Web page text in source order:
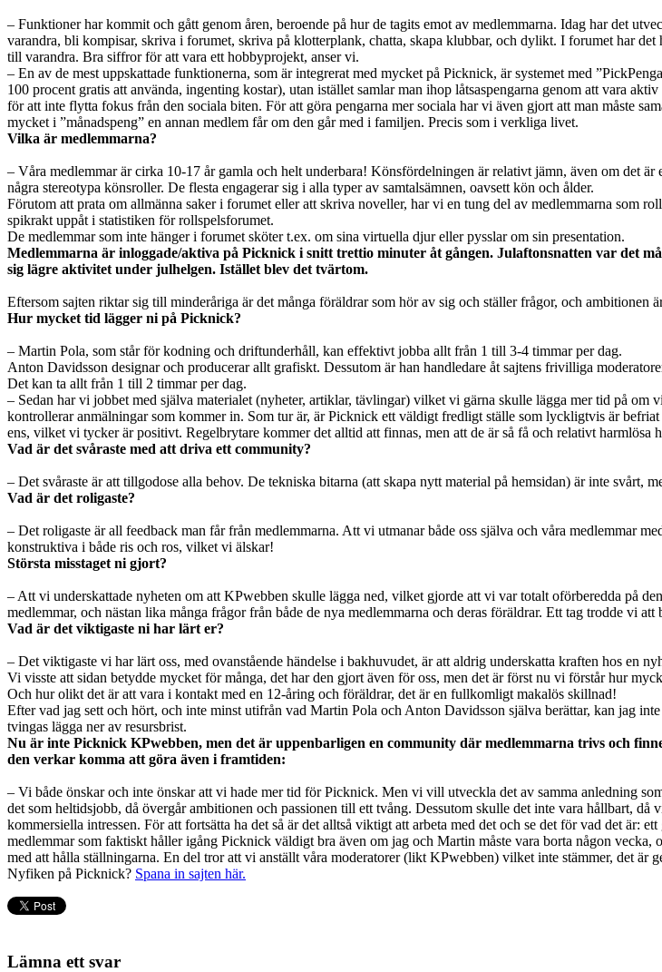
– Funktioner har kommit och gått genom åren, beroende på hur de tagits emot av medlemmarna. Idag har det
varandra, bli kompisar, skriva i forumet, skriva på klotterplank, chatta, skapa klubbar, och dylikt. I forumet har
till varandra. Bra siffror för att vara ett hobbyprojekt, anser vi.
– En av de mest uppskattade funktionerna, som är integrerat med mycket på Picknick, är systemet med
100 procent gratis att använda, ingenting kostar), utan istället samlar man ihop låtsaspengarna genom att vara
för att inte flytta fokus från den sociala biten. För att göra pengarna mer sociala har vi även gjort att man måste
mycket i ”månadspeng” en annan medlem får om den går med i familjen. Precis som i verkliga livet.
Vilka är medlemmarna?
– Våra medlemmar är cirka 10-17 år gamla och helt underbara! Könsfördelningen är relativt jämn, även om det
några stereotypa könsroller. De flesta engagerar sig i alla typer av samtalsämnen, oavsett kön och ålder.
Förutom att prata om allmänna saker i forumet eller att skriva noveller, har vi en tung del av medlemmarna som
spikrakt uppåt i statistiken för rollspelsforumet.
De medlemmar som inte hänger i forumet sköter t.ex. om sina virtuella djur eller pysslar om sin presentation.
Medlemmarna är inloggade/aktiva på Picknick i snitt trettio minuter åt gången. Julaftonsnatten var det
sig lägre aktivitet under julhelgen. Istället blev det tvärtom.
Eftersom sajten riktar sig till minderåriga är det många föräldrar som hör av sig och ställer frågor, och ambitionen
Hur mycket tid lägger ni på Picknick?
– Martin Pola, som står för kodning och driftunderhåll, kan effektivt jobba allt från 1 till 3-4 timmar per dag.
Anton Davidsson designar och producerar allt grafiskt. Dessutom är han handledare åt sajtens frivilliga
Det kan ta allt från 1 till 2 timmar per dag.
– Sedan har vi jobbet med själva materialet (nyheter, artiklar, tävlingar) vilket vi gärna skulle lägga mer tid på
kontrollerar anmälningar som kommer in. Som tur är, är Picknick ett väldigt fredligt ställe som lyckligtvis är
ens, vilket vi tycker är positivt. Regelbrytare kommer det alltid att finnas, men att de är så få och relativt harmlösa
Vad är det svåraste med att driva ett community?
– Det svåraste är att tillgodose alla behov. De tekniska bitarna (att skapa nytt material på hemsidan) är inte svårt,
Vad är det roligaste?
– Det roligaste är all feedback man får från medlemmarna. Att vi utmanar både oss själva och våra medlemmar
konstruktiva i både ris och ros, vilket vi älskar!
Största misstaget ni gjort?
– Att vi underskattade nyheten om att KPwebben skulle lägga ned, vilket gjorde att vi var totalt oförberedda på
medlemmar, och nästan lika många frågor från både de nya medlemmarna och deras föräldrar. Ett tag trodde vi
Vad är det viktigaste ni har lärt er?
– Det viktigaste vi har lärt oss, med ovanstående händelse i bakhuvudet, är att aldrig underskatta kraften hos en
Vi visste att sidan betydde mycket för många, det har den gjort även för oss, men det är först nu vi förstår hur
Och hur olikt det är att vara i kontakt med en 12-åring och föräldrar, det är en fullkomligt makalös skillnad!
Efter vad jag sett och hört, och inte minst utifrån vad Martin Pola och Anton Davidsson själva berättar, kan jag
tvingas lägga ner av resursbrist.
Nu är inte Picknick KPwebben, men det är uppenbarligen en community där medlemmarna trivs och
den verkar komma att göra även i framtiden:
– Vi både önskar och inte önskar att vi hade mer tid för Picknick. Men vi vill utveckla det av samma anledning
det som heltidsjobb, då övergår ambitionen och passionen till ett tvång. Dessutom skulle det inte vara hållbart,
kommersiella intressen. För att fortsätta ha det så är det alltså viktigt att arbeta med det och se det för vad det
medlemmar som faktiskt håller igång Picknick väldigt bra även om jag och Martin måste vara borta någon
med att hålla ställningarna. En del tror att vi anställt våra moderatorer (likt KPwebben) vilket inte stämmer, det är
Nyfiken på Picknick? Spana in sajten här.
Lämna ett svar